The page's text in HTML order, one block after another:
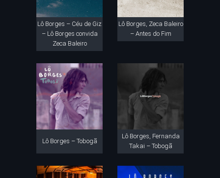
Lô Borges – Céu de Giz
– Lô Borges convida
Zeca Baleiro
Lô Borges, Zeca Baleiro
– Antes do Fim
Lô Borges – Tobogã
Lô Borges, Fernanda
Takai – Tobogã